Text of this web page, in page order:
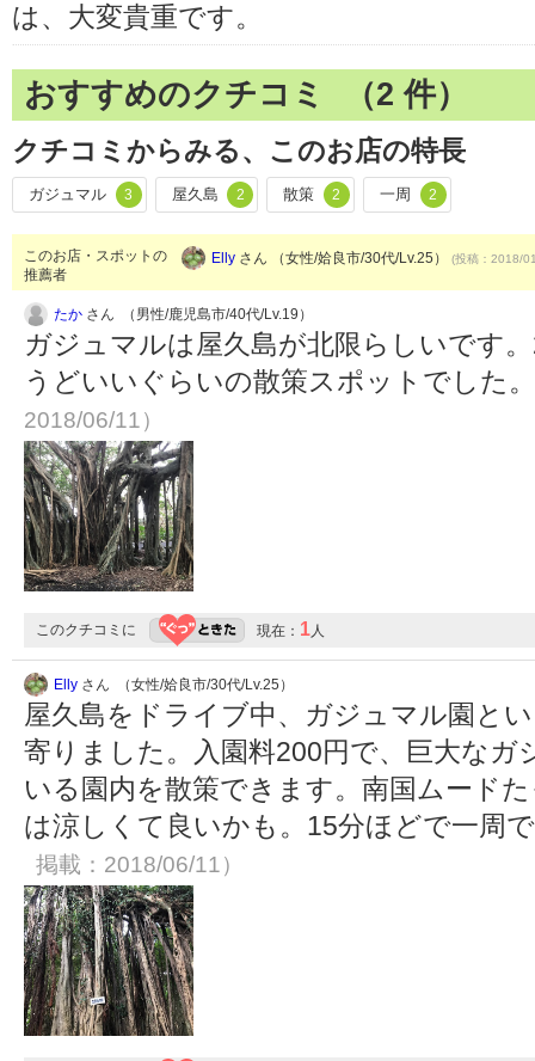
は、大変貴重です。
おすすめのクチコミ （2 件）
クチコミからみる、このお店の特長
ガジュマル 3 屋久島 2 散策 2 一周 2
このお店・スポットの
推薦者
Elly さん （女性/姶良市/30代/Lv.25） (投稿：2018/
たか さん （男性/鹿児島市/40代/Lv.19）
ガジュマルは屋久島が北限らしいです
うどいいぐらいの散策スポットでした
2018/06/11）
このクチコミに 現在： 1 人
Elly さん （女性/姶良市/30代/Lv.25）
屋久島をドライブ中、ガジュマル園と
寄りました。入園料200円で、巨大な
いる園内を散策できます。南国ムード
は涼しくて良いかも。15分ほどで一周
掲載：2018/06/11）